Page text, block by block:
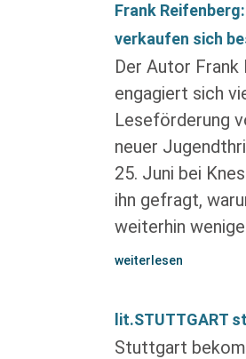
Frank
verkaufen sich
Der Autor Frank
engagiert sich
Leseförderung
neuer
25. Juni bei
ihn gefragt,
weiterhin
weiterlesen
lit.STUTTGART
Stuttgart